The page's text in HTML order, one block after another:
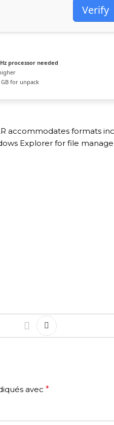
Verify
processor needed
GB for unpack
accommodates formats
Explorer for file
avec *